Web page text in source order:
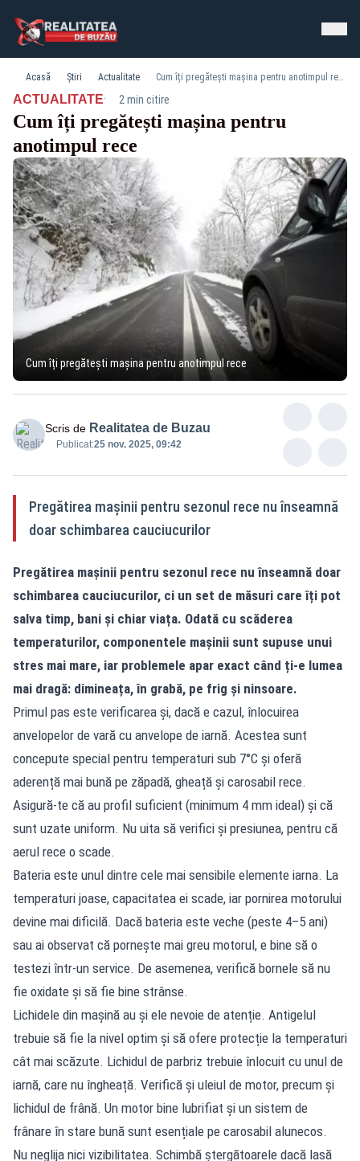
Acasă Știri Actualitate Cum îți pregătești mașina pentru anotimpul rece
ACTUALITATE· 2 min citire
Cum îți pregătești mașina pentru
anotimpul rece
Cum îți pregătești mașina pentru anotimpul rece
Scris de Realitatea de Buzau
Publicat:25 nov. 2025, 09:42
Pregătirea mașinii pentru sezonul rece nu înseamnă
doar schimbarea cauciucurilor
Pregătirea mașinii pentru sezonul rece nu înseamnă doar
schimbarea cauciucurilor, ci un set de măsuri care îți pot
salva timp, bani și chiar viața. Odată cu scăderea
temperaturilor, componentele mașinii sunt supuse unui
stres mai mare, iar problemele apar exact când ți-e lumea
mai dragă: dimineața, în grabă, pe frig și ninsoare.
Primul pas este verificarea și, dacă e cazul, înlocuirea
anvelopelor de vară cu anvelope de iarnă. Acestea sunt
concepute special pentru temperaturi sub 7°C și oferă
aderență mai bună pe zăpadă, gheață și carosabil rece.
Asigură-te că au profil suficient (minimum 4 mm ideal) și că
sunt uzate uniform. Nu uita să verifici și presiunea, pentru că
aerul rece o scade.
Bateria este unul dintre cele mai sensibile elemente iarna. La
temperaturi joase, capacitatea ei scade, iar pornirea motorului
devine mai dificilă. Dacă bateria este veche (peste 4–5 ani)
sau ai observat că pornește mai greu motorul, e bine să o
testezi într-un service. De asemenea, verifică bornele să nu
fie oxidate și să fie bine strânse.
Lichidele din mașină au și ele nevoie de atenție. Antigelul
trebuie să fie la nivel optim și să ofere protecție la temperaturi
cât mai scăzute. Lichidul de parbriz trebuie înlocuit cu unul de
iarnă, care nu îngheață. Verifică și uleiul de motor, precum și
lichidul de frână. Un motor bine lubrifiat și un sistem de
frânare în stare bună sunt esențiale pe carosabil alunecos.
Nu neglija nici vizibilitatea. Schimbă ștergătoarele dacă lasă